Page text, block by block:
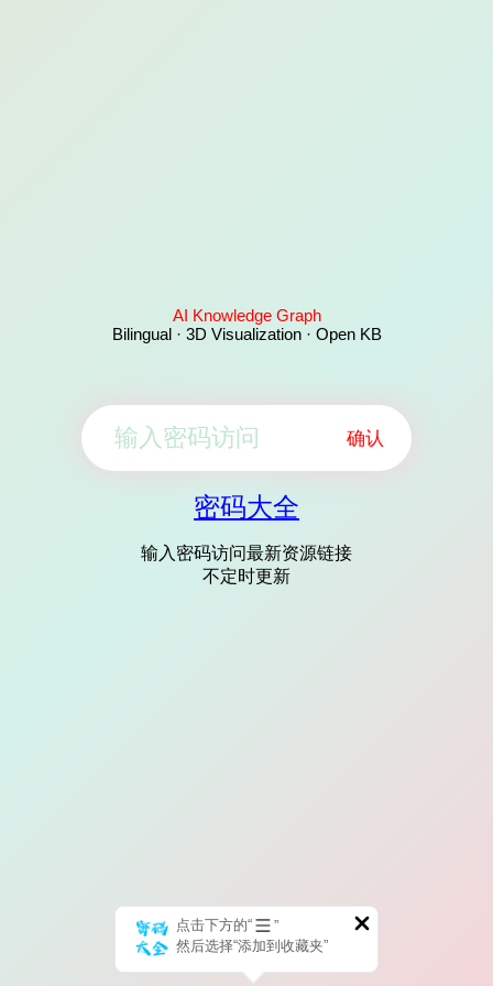
AI Knowledge Graph
Bilingual · 3D Visualization · Open KB
确认
密码大全
输入密码访问最新资源链接
不定时更新
点击下方的“
”
然后选择“添加到收藏夹”